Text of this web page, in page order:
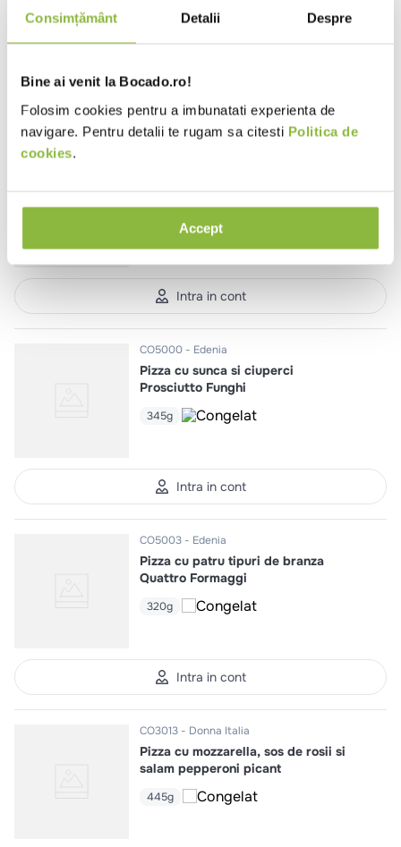
Consimțământ Detalii Despre
Bine ai venit la Bocado.ro!
Folosim cookies pentru a imbunatati experienta de
navigare. Pentru detalii te rugam sa citesti Politica de
cookies.
Accept
Intra in cont
180g
Intra in cont
CO5000 Edenia
Pizza cu sunca si ciuperci
Prosciutto Funghi
345g
Intra in cont
CO5003 Edenia
Pizza cu patru tipuri de branza
Quattro Formaggi
320g
Intra in cont
CO3013 Donna Italia
Pizza cu mozzarella, sos de rosii si
salam pepperoni picant
445g